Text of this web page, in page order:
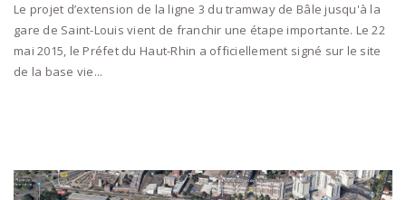
Le projet d’extension de la ligne 3 du tramway de Bâle jusqu'à la
gare de Saint-Louis vient de franchir une étape importante. Le 22
mai 2015, le Préfet du Haut-Rhin a officiellement signé sur le site
de la base vie...